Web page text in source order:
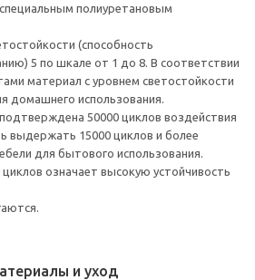
полиуретановым
(способность
5 по шкале от 1 до 8. В соответствии
материал с уровнем светостойкости
домашнего использования.
50000 циклов воздействия
выдержать 15000 циклов и более
для бытового использования.
означает высокую устойчивость
и уход